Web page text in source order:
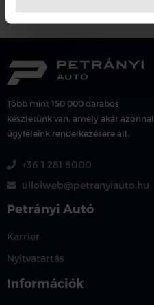
Több mint 150 000 darabos
készletünk van, amely akár azonnal
ügyfeleink rendelkezésére áll.
+36 1 281 8000
ulloiweb@petranyiauto.hu
Petrányi Autó
Karrier
Nyitvatartás
Információk